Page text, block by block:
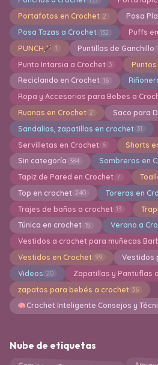
Portafotos en Crochet 2 Posa
Posa Tazas a Crochet 132 Puffs
PUNCH 1 Puntillas de Ganchillo
Punto Intarsia a Crochet 3
Reciclando en Crochet 16
Ropa y Accesorios para Bebes a
Ruanas en Crochet 2 Saco para
Sandalias, zapatillas en crochet 31
Servilletas en Crochet 6 Shorts
Sin categoría 384 Sombreros en
Tapiz de Pared en Crochet 7
Top en crochet 240 Toreras en
Trajes de baños a crochet 13
Túnica en crochet 15 Verano a
Vestidos a crochet para muñecas
Vestidos en Crochet 99 Vestidos
Videos 20 Zapatillas y Pantuflas
zapatos para bebés a crochet 36
Crochet Inteligente Consejos y
Nube de etiquetas